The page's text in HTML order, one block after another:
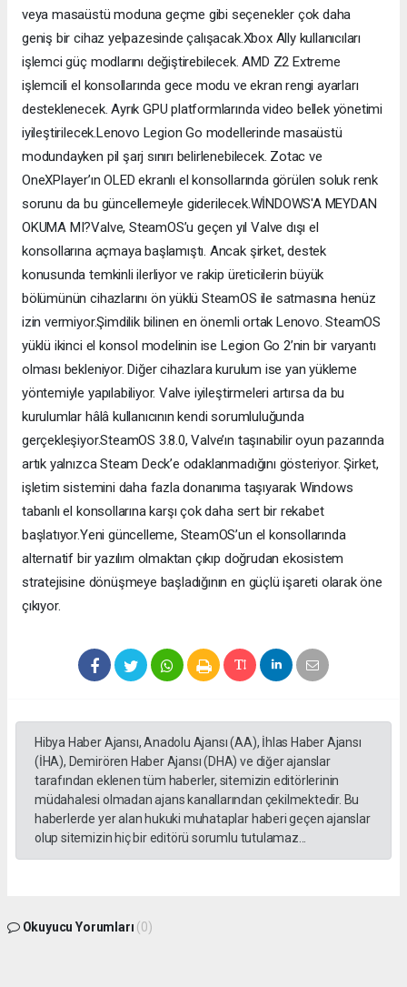
veya masaüstü moduna geçme gibi seçenekler çok daha
geniş bir cihaz yelpazesinde çalışacak.Xbox Ally kullanıcıları
işlemci güç modlarını değiştirebilecek. AMD Z2 Extreme
işlemcili el konsollarında gece modu ve ekran rengi ayarları
desteklenecek. Ayrık GPU platformlarında video bellek yönetimi
iyileştirilecek.Lenovo Legion Go modellerinde masaüstü
modundayken pil şarj sınırı belirlenebilecek. Zotac ve
OneXPlayer’ın OLED ekranlı el konsollarında görülen soluk renk
sorunu da bu güncellemeyle giderilecek.WİNDOWS'A MEYDAN
OKUMA MI?Valve, SteamOS’u geçen yıl Valve dışı el
konsollarına açmaya başlamıştı. Ancak şirket, destek
konusunda temkinli ilerliyor ve rakip üreticilerin büyük
bölümünün cihazlarını ön yüklü SteamOS ile satmasına henüz
izin vermiyor.Şimdilik bilinen en önemli ortak Lenovo. SteamOS
yüklü ikinci el konsol modelinin ise Legion Go 2’nin bir varyantı
olması bekleniyor. Diğer cihazlara kurulum ise yan yükleme
yöntemiyle yapılabiliyor. Valve iyileştirmeleri artırsa da bu
kurulumlar hâlâ kullanıcının kendi sorumluluğunda
gerçekleşiyor.SteamOS 3.8.0, Valve’ın taşınabilir oyun pazarında
artık yalnızca Steam Deck’e odaklanmadığını gösteriyor. Şirket,
işletim sistemini daha fazla donanıma taşıyarak Windows
tabanlı el konsollarına karşı çok daha sert bir rekabet
başlatıyor.Yeni güncelleme, SteamOS’un el konsollarında
alternatif bir yazılım olmaktan çıkıp doğrudan ekosistem
stratejisine dönüşmeye başladığının en güçlü işareti olarak öne
çıkıyor.
Hibya Haber Ajansı, Anadolu Ajansı (AA), İhlas Haber Ajansı
(İHA), Demirören Haber Ajansı (DHA) ve diğer ajanslar
tarafından eklenen tüm haberler, sitemizin editörlerinin
müdahalesi olmadan ajans kanallarından çekilmektedir. Bu
haberlerde yer alan hukuki muhataplar haberi geçen ajanslar
olup sitemizin hiç bir editörü sorumlu tutulamaz...
Okuyucu Yorumları (0)